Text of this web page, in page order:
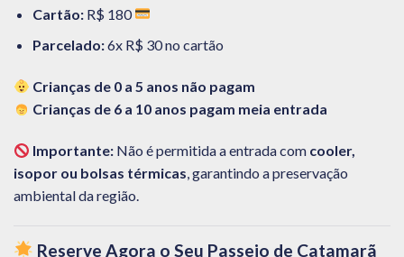
Cartão:R$ 180
Parcelado:6x R$ 30 no cartão
Crianças de 0 a 5 anos não pagam
Crianças de 6 a 10 anos pagam meia entrada
Importante: Não é permitida a entrada com cooler,
isopor ou bolsas térmicas, garantindo a preservação
ambiental da região.
Reserve Agora o Seu Passeio de Catamarã